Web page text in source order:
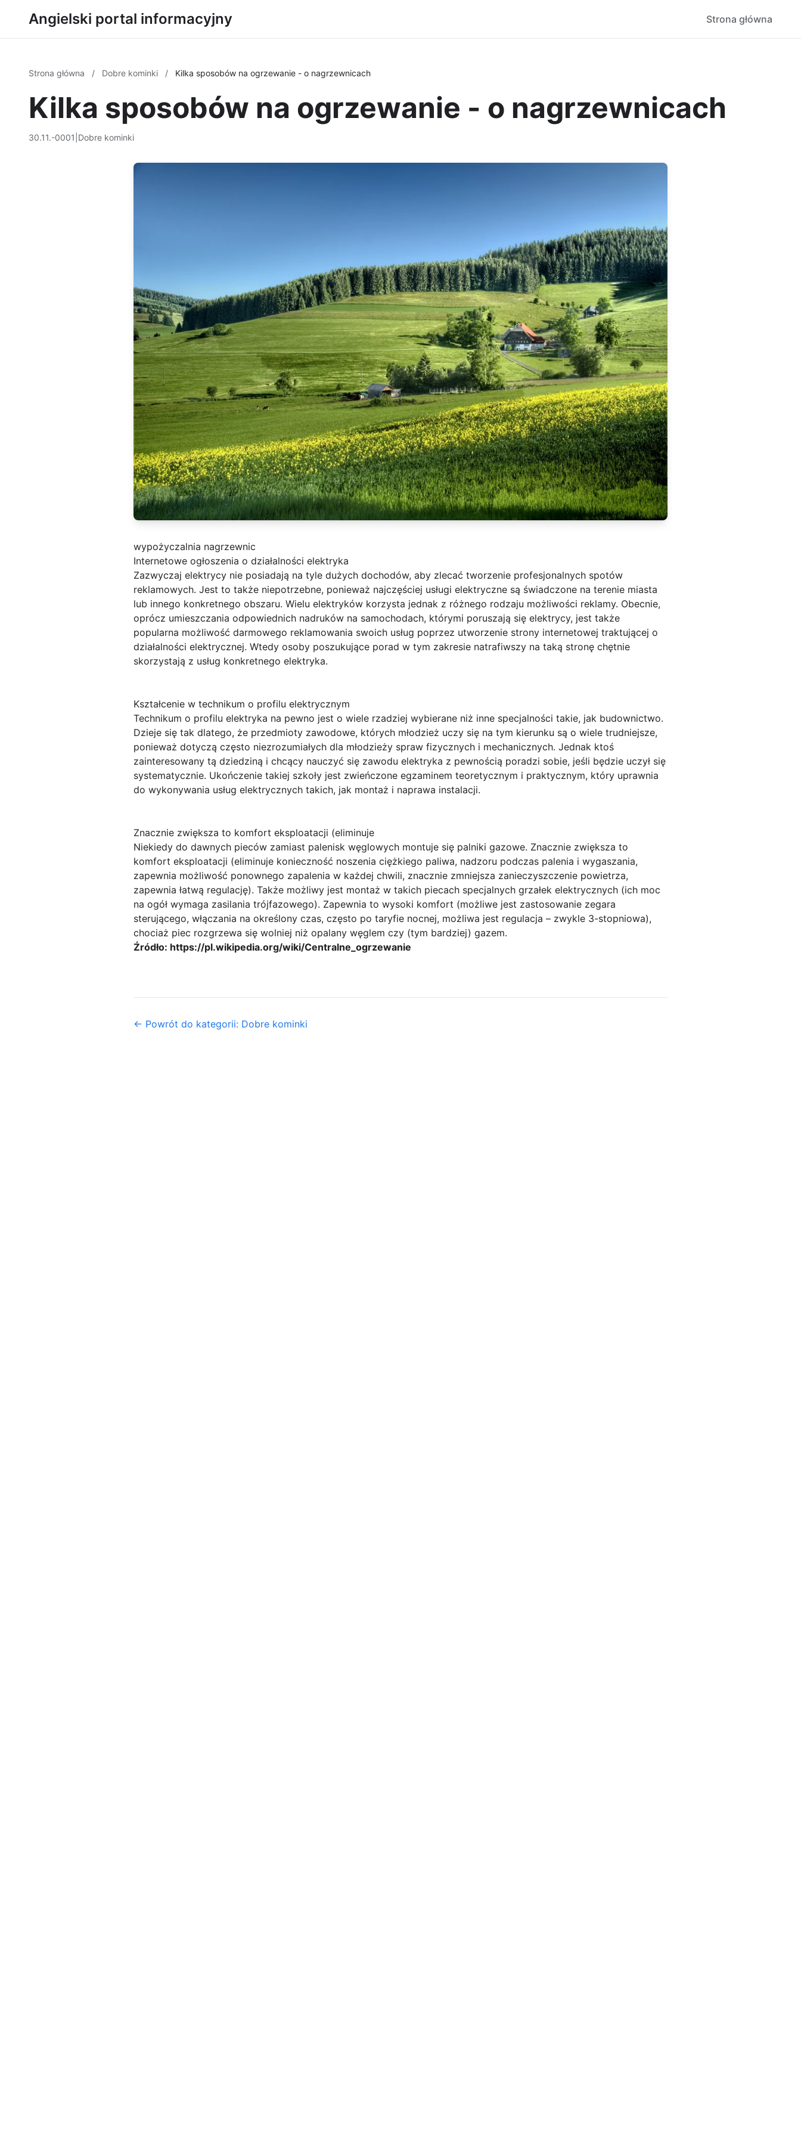
Angielski portal informacyjny Strona główna
Strona główna / Dobre kominki / Kilka sposobów na ogrzewanie - o nagrzewnicach
Kilka sposobów na ogrzewanie - o nagrzewnicach
30.11.-0001 Dobre kominki
wypożyczalnia nagrzewnic
Internetowe ogłoszenia o działalności elektryka
Zazwyczaj elektrycy nie posiadają na tyle dużych dochodów, aby zlecać tworzenie profesjonalnych spotów
reklamowych. Jest to także niepotrzebne, ponieważ najczęściej usługi elektryczne są świadczone na terenie miasta
lub innego konkretnego obszaru. Wielu elektryków korzysta jednak z różnego rodzaju możliwości reklamy. Obecnie,
oprócz umieszczania odpowiednich nadruków na samochodach, którymi poruszają się elektrycy, jest także
popularna możliwość darmowego reklamowania swoich usług poprzez utworzenie strony internetowej traktującej o
działalności elektrycznej. Wtedy osoby poszukujące porad w tym zakresie natrafiwszy na taką stronę chętnie
skorzystają z usług konkretnego elektryka.
Kształcenie w technikum o profilu elektrycznym
Technikum o profilu elektryka na pewno jest o wiele rzadziej wybierane niż inne specjalności takie, jak budownictwo.
Dzieje się tak dlatego, że przedmioty zawodowe, których młodzież uczy się na tym kierunku są o wiele trudniejsze,
ponieważ dotyczą często niezrozumiałych dla młodzieży spraw fizycznych i mechanicznych. Jednak ktoś
zainteresowany tą dziedziną i chcący nauczyć się zawodu elektryka z pewnością poradzi sobie, jeśli będzie uczył się
systematycznie. Ukończenie takiej szkoły jest zwieńczone egzaminem teoretycznym i praktycznym, który uprawnia
do wykonywania usług elektrycznych takich, jak montaż i naprawa instalacji.
Znacznie zwiększa to komfort eksploatacji (eliminuje
Niekiedy do dawnych pieców zamiast palenisk węglowych montuje się palniki gazowe. Znacznie zwiększa to
komfort eksploatacji (eliminuje konieczność noszenia ciężkiego paliwa, nadzoru podczas palenia i wygaszania,
zapewnia możliwość ponownego zapalenia w każdej chwili, znacznie zmniejsza zanieczyszczenie powietrza,
zapewnia łatwą regulację). Także możliwy jest montaż w takich piecach specjalnych grzałek elektrycznych (ich moc
na ogół wymaga zasilania trójfazowego). Zapewnia to wysoki komfort (możliwe jest zastosowanie zegara
sterującego, włączania na określony czas, często po taryfie nocnej, możliwa jest regulacja – zwykle 3-stopniowa),
chociaż piec rozgrzewa się wolniej niż opalany węglem czy (tym bardziej) gazem.
Źródło: https://pl.wikipedia.org/wiki/Centralne_ogrzewanie
← Powrót do kategorii: Dobre kominki